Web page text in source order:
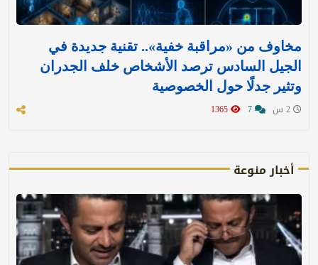
مخاوف من «مراقبة خفية».. تقنية جديدة في
الجيل السادس ترصد الأشخاص خلف الجدران
وتثير جدلًا حول الخصوصية
أخبار منوعة